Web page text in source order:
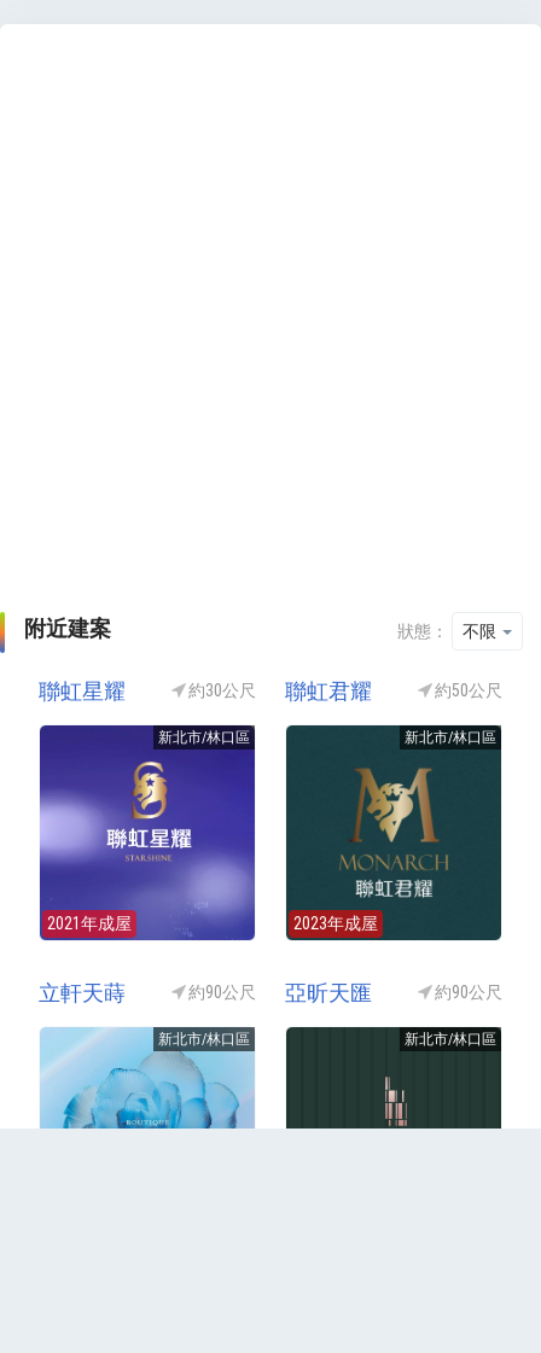
附近建案 狀態： 不限
聯虹星耀 約30公尺
新北市/林口區
2021年成屋
聯虹君耀 約50公尺
新北市/林口區
2023年成屋
立軒天蒔 約90公尺
新北市/林口區
亞昕天匯 約90公尺
新北市/林口區